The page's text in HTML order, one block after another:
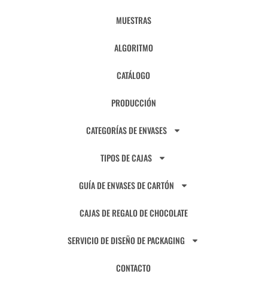
MUESTRAS
ALGORITMO
CATÁLOGO
PRODUCCIÓN
CATEGORÍAS DE ENVASES
TIPOS DE CAJAS
GUÍA DE ENVASES DE CARTÓN
CAJAS DE REGALO DE CHOCOLATE
SERVICIO DE DISEÑO DE PACKAGING
CONTACTO